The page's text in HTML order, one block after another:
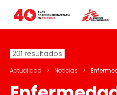
201 resultados
Actualidad > Noticias >